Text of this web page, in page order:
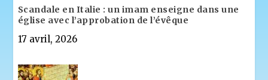
Scandale en Italie : un imam enseigne dans une
église avec l’approbation de l’évêque
17 avril, 2026